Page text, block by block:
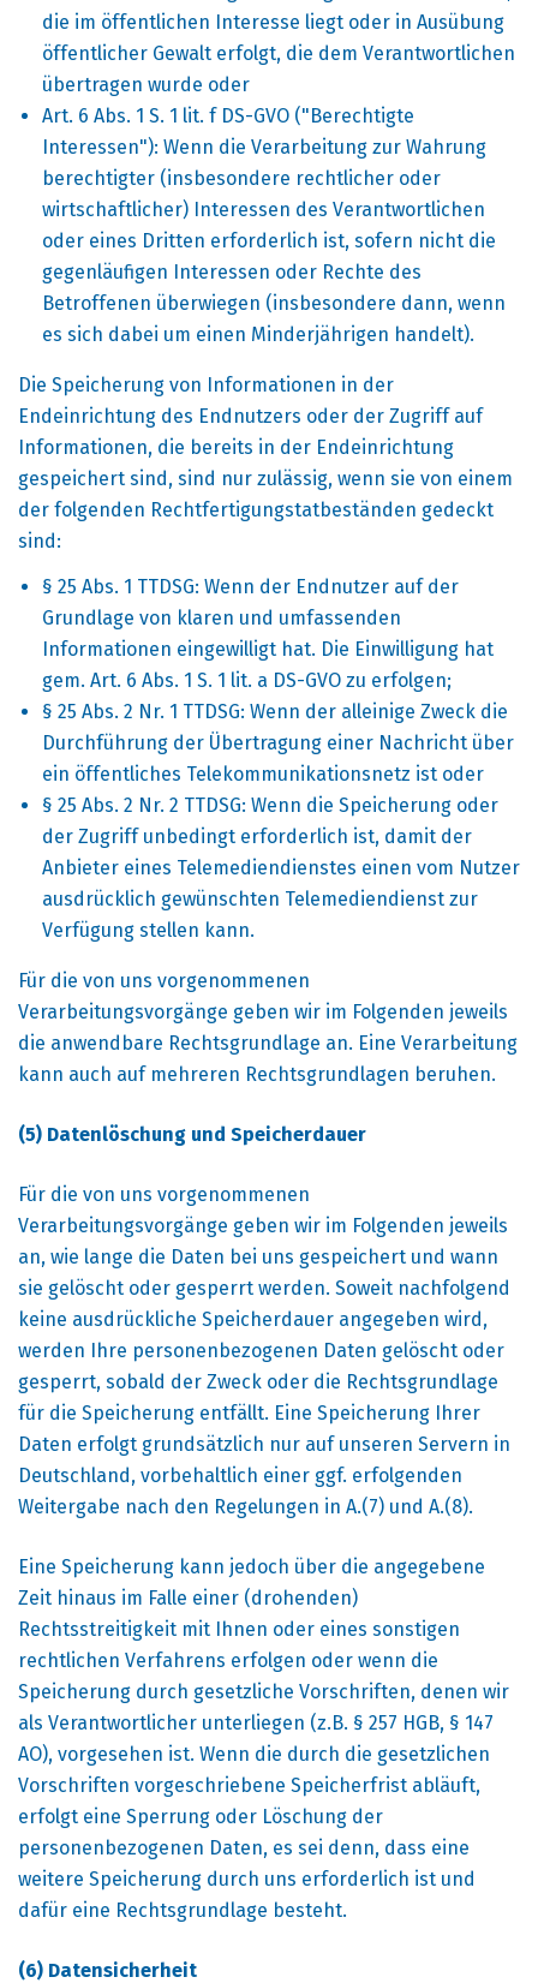
die im öffentlichen Interesse liegt oder in Ausübung
öffentlicher Gewalt erfolgt, die dem Verantwortlichen
übertragen wurde oder
Art. 6 Abs. 1 S. 1 lit. f DS-GVO ("Berechtigte
Interessen"): Wenn die Verarbeitung zur Wahrung
berechtigter (insbesondere rechtlicher oder
wirtschaftlicher) Interessen des Verantwortlichen
oder eines Dritten erforderlich ist, sofern nicht die
gegenläufigen Interessen oder Rechte des
Betroffenen überwiegen (insbesondere dann, wenn
es sich dabei um einen Minderjährigen handelt).
Die Speicherung von Informationen in der
Endeinrichtung des Endnutzers oder der Zugriff auf
Informationen, die bereits in der Endeinrichtung
gespeichert sind, sind nur zulässig, wenn sie von einem
der folgenden Rechtfertigungstatbeständen gedeckt
sind:
§ 25 Abs. 1 TTDSG: Wenn der Endnutzer auf der
Grundlage von klaren und umfassenden
Informationen eingewilligt hat. Die Einwilligung hat
gem. Art. 6 Abs. 1 S. 1 lit. a DS-GVO zu erfolgen;
§ 25 Abs. 2 Nr. 1 TTDSG: Wenn der alleinige Zweck die
Durchführung der Übertragung einer Nachricht über
ein öffentliches Telekommunikationsnetz ist oder
§ 25 Abs. 2 Nr. 2 TTDSG: Wenn die Speicherung oder
der Zugriff unbedingt erforderlich ist, damit der
Anbieter eines Telemediendienstes einen vom Nutzer
ausdrücklich gewünschten Telemediendienst zur
Verfügung stellen kann.
Für die von uns vorgenommenen
Verarbeitungsvorgänge geben wir im Folgenden jeweils
die anwendbare Rechtsgrundlage an. Eine Verarbeitung
kann auch auf mehreren Rechtsgrundlagen beruhen.
(5) Datenlöschung und Speicherdauer
Für die von uns vorgenommenen
Verarbeitungsvorgänge geben wir im Folgenden jeweils
an, wie lange die Daten bei uns gespeichert und wann
sie gelöscht oder gesperrt werden. Soweit nachfolgend
keine ausdrückliche Speicherdauer angegeben wird,
werden Ihre personenbezogenen Daten gelöscht oder
gesperrt, sobald der Zweck oder die Rechtsgrundlage
für die Speicherung entfällt. Eine Speicherung Ihrer
Daten erfolgt grundsätzlich nur auf unseren Servern in
Deutschland, vorbehaltlich einer ggf. erfolgenden
Weitergabe nach den Regelungen in A.(7) und A.(8).
Eine Speicherung kann jedoch über die angegebene
Zeit hinaus im Falle einer (drohenden)
Rechtsstreitigkeit mit Ihnen oder eines sonstigen
rechtlichen Verfahrens erfolgen oder wenn die
Speicherung durch gesetzliche Vorschriften, denen wir
als Verantwortlicher unterliegen (z.B. § 257 HGB, § 147
AO), vorgesehen ist. Wenn die durch die gesetzlichen
Vorschriften vorgeschriebene Speicherfrist abläuft,
erfolgt eine Sperrung oder Löschung der
personenbezogenen Daten, es sei denn, dass eine
weitere Speicherung durch uns erforderlich ist und
dafür eine Rechtsgrundlage besteht.
(6) Datensicherheit